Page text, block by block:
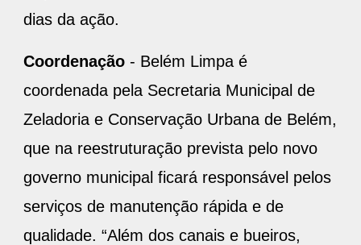
dias da ação.
Coordenação - Belém Limpa é
coordenada pela Secretaria Municipal de
Zeladoria e Conservação Urbana de Belém,
que na reestruturação prevista pelo novo
governo municipal ficará responsável pelos
serviços de manutenção rápida e de
qualidade. “Além dos canais e bueiros,